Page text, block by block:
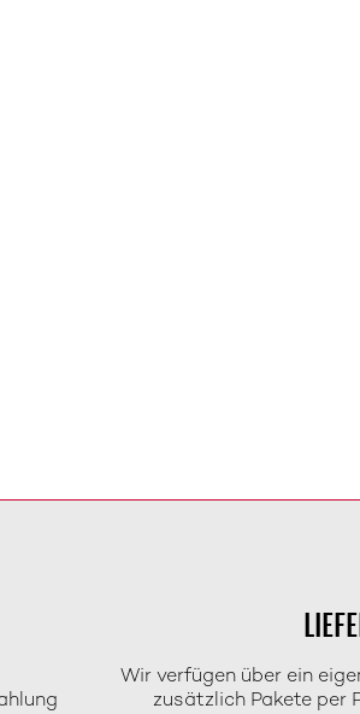
Wir verfügen über ein
zusätzlich Pakete per